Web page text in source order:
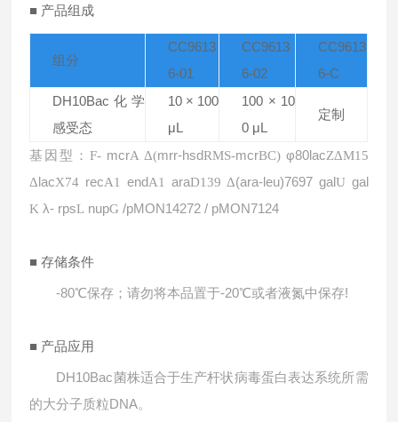
■ 产品组成
组分
CC9613
6-01
CC9613
6-02
CC9613
6-C
DH10Bac化学
感受态
10 × 100
μL
100 × 10
0 μL
定制
基因型： F- mcrA Δ(mrr-hsdRMS-mcrBC) φ80lacZΔM15
ΔlacX74 recA1 endA1 araD139 Δ(ara-leu)7697 galU gal
K λ- rpsL nupG/pMON14272 / pMON7124
■ 存储条件
-80℃保存；请勿将本品置于-20℃或者液氮中保存!
■ 产品应用
DH10Bac菌株适合于生产杆状病毒蛋白表达系统所需
的大分子质粒DNA。